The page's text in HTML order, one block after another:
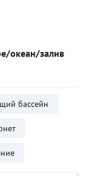
океан/залив
бассейн